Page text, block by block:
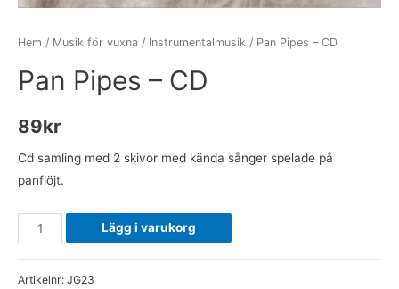
Hem / Musik för vuxna / Instrumentalmusik / Pan Pipes – CD
Pan Pipes – CD
89kr
Cd samling med 2 skivor med kända sånger spelade på
panflöjt.
Pan
Pipes
Lägg i varukorg
Artikelnr: JG23